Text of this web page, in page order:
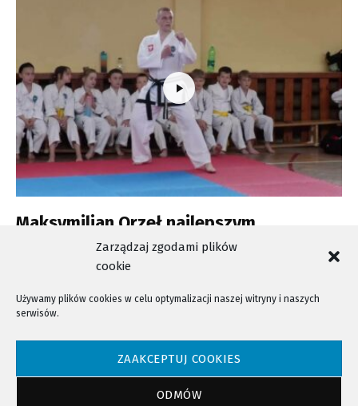
Zarządzaj zgodami plików
cookie
Używamy plików cookies w celu optymalizacji naszej witryny i naszych
serwisów.
ZAAKCEPTUJ COOKIES
ODMÓW
Maksymilian Orzeł najlepszym
zawodnikiem Europy.
NTV - Nasza Telewizja Sądecka © 2023 Wszystkie prawa zastrzeżone!